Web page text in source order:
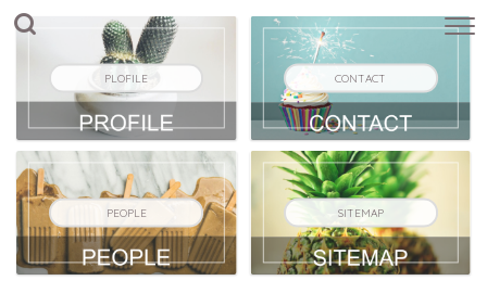
PLOFILE CONTACT
PEOPLE SITEMAP